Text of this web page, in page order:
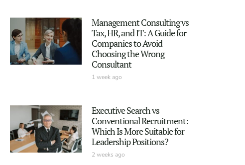
Management Consulting vs
Tax, HR, and IT: A Guide for
Companies to Avoid
Choosing the Wrong
Consultant
1 week ago
Executive Search vs
Conventional Recruitment:
Which Is More Suitable for
Leadership Positions?
2 weeks ago